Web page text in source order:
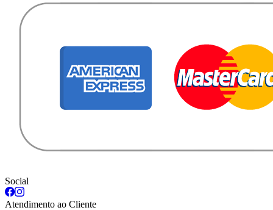
Social
Atendimento ao Cliente